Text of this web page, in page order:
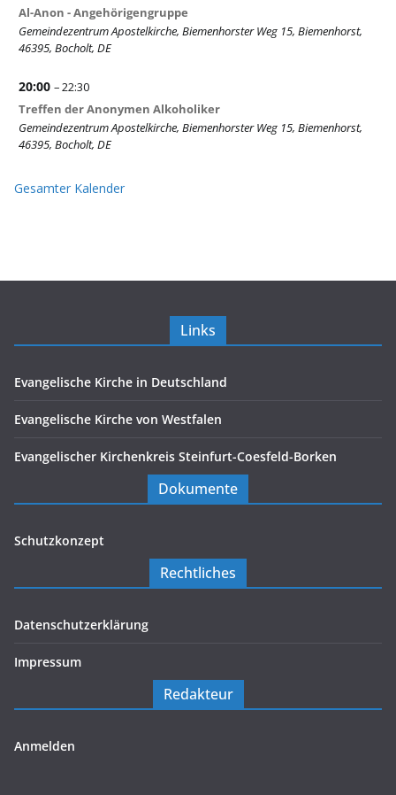
Al-Anon - Angehörigengruppe
Gemeindezentrum Apostelkirche, Biemenhorster Weg 15, Biemenhorst,
46395, Bocholt, DE
20:00 – 22:30
Treffen der Anonymen Alkoholiker
Gemeindezentrum Apostelkirche, Biemenhorster Weg 15, Biemenhorst,
46395, Bocholt, DE
Gesamter Kalender
Links
Evangelische Kirche in Deutschland
Evangelische Kirche von Westfalen
Evangelischer Kirchenkreis Steinfurt-Coesfeld-Borken
Dokumente
Schutzkonzept
Rechtliches
Datenschutzerklärung
Impressum
Redakteur
Anmelden